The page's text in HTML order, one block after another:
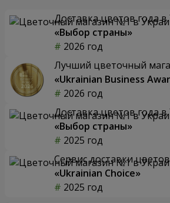
Доставка цветов года в
«Выбор страны»
2026 год
Лучший цветочный
«Ukrainian Business
2026 год
Доставка цветов года в
«Выбор страны»
2025 год
Сервис доставки цветов
«Ukrainian Choice»
2025 год